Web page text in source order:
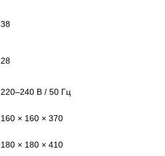
38
28
220–240 В / 50 Гц
160 × 160 × 370
180 × 180 × 410